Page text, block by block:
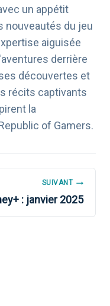
un appétit
nouveautés du jeu
aiguisée
derrière
découvertes et
récits captivants
la
of Gamers.
SUIVANT
: janvier 2025